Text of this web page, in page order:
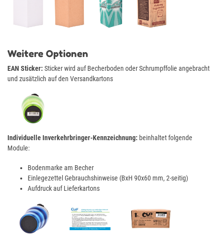
Weitere Optionen
EAN Sticker: Sticker wird auf Becherboden oder Schrumpffolie angebracht
und zusätzlich auf den Versandkartons
Individuelle Inverkehrbringer-Kennzeichnung: beinhaltet folgende
Module:
Bodenmarke am Becher
Einlegezettel Gebrauchshinweise (BxH 90x60 mm, 2-seitig)
Aufdruck auf Lieferkartons